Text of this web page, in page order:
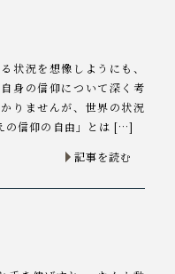
状況を想像しようにも、
身の信仰について深く考
りませんが、世界の状況
の信仰の自由」とは […]
記事を読む